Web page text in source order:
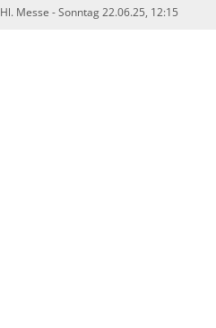
Hl. Messe - Sonntag 22.06.25, 12:15